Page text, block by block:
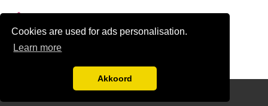
Cookies are used for ads personalisation.
Learn more
Akkoord